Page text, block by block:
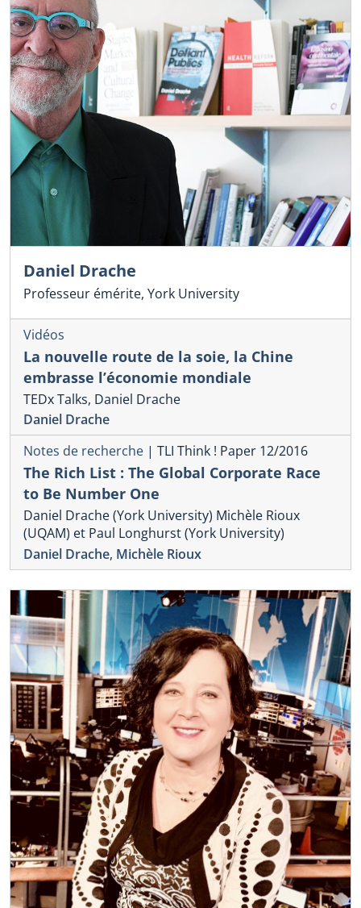
Daniel Drache
Professeur émérite, York University
Vidéos
La nouvelle route de la soie, la Chine
embrasse l’économie mondiale
TEDx Talks, Daniel Drache
Daniel Drache
Notes de recherche | TLI Think ! Paper 12/2016
The Rich List : The Global Corporate Race
to Be Number One
Daniel Drache (York University) Michèle Rioux
(UQAM) et Paul Longhurst (York University)
Daniel Drache, Michèle Rioux